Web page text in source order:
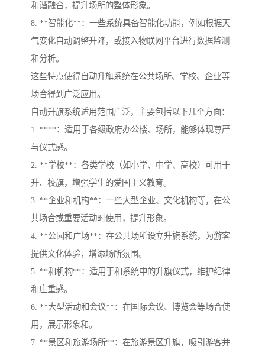
和谐融合，提升场所的整体形象。
8. **智能化**：一些系统具备智能化功能，例如根据天
气变化自动调整升降，或接入物联网平台进行数据监测
和分析。
这些特点使得自动升旗系统在公共场所、学校、企业等
场合得到广泛应用。
自动升旗系统适用范围广泛，主要包括以下几个方面：
1. ****：适用于各级政府办公楼、场所，能够体现尊严
与仪式感。
2. **学校**：各类学校（如小学、中学、高校）可用于
升、校旗，增强学生的爱国主义教育。
3. **企业和机构**：一些大型企业、文化机构等，在公
共场合或重要活动时使用，提升形象。
4. **公园和广场**：在公共场所设立升旗系统，为游客
提供文化体验，增添场所氛围。
5. **和机构**：适用于和系统中的升旗仪式，维护纪律
和庄重感。
6. **大型活动和会议**：在国际会议、博览会等场合使
用，展示形象和。
7. **景区和旅游场所**：在旅游景区升旗，吸引游客并